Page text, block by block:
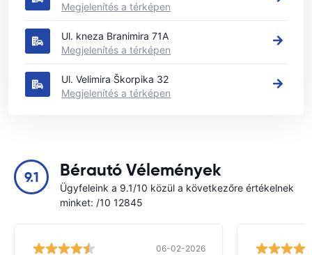
Megjelenítés a térképen
Ul. kneza Branimira 71A
Megjelenítés a térképen
Ul. Velimira Škorpika 32
Megjelenítés a térképen
9.1 Bérautó Vélemények
Ügyfeleink a 9.1/10 közül a következőre értékelnek
minket: /10 12845
06-02-2026